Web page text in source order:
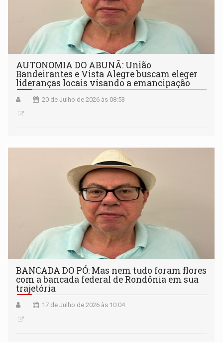
AUTONOMIA DO ABUNÃ: União
Bandeirantes e Vista Alegre buscam eleger
lideranças locais visando a emancipação
20 de Julho de 2026 às 08:53
BANCADA DO PÓ: Mas nem tudo foram flores
com a bancada federal de Rondônia em sua
trajetória
17 de Julho de 2026 às 10:04